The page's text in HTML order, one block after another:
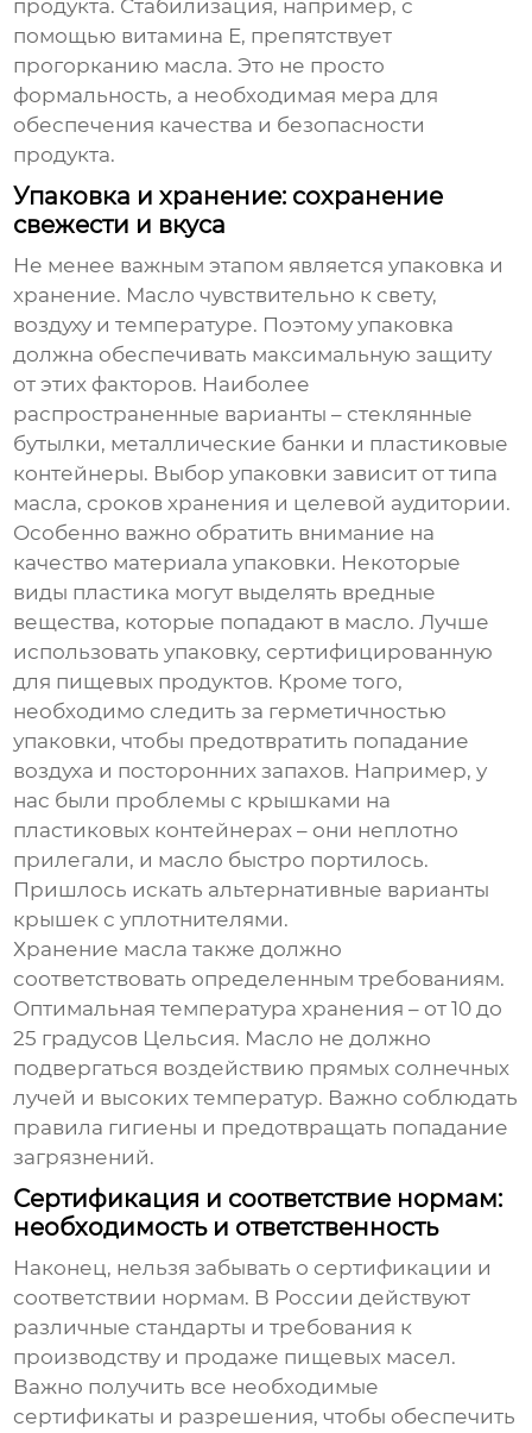
продукта. Стабилизация, например, с
помощью витамина Е, препятствует
прогорканию масла. Это не просто
формальность, а необходимая мера для
обеспечения качества и безопасности
продукта.
Упаковка и хранение: сохранение
свежести и вкуса
Не менее важным этапом является упаковка и
хранение. Масло чувствительно к свету,
воздуху и температуре. Поэтому упаковка
должна обеспечивать максимальную защиту
от этих факторов. Наиболее
распространенные варианты – стеклянные
бутылки, металлические банки и пластиковые
контейнеры. Выбор упаковки зависит от типа
масла, сроков хранения и целевой аудитории.
Особенно важно обратить внимание на
качество материала упаковки. Некоторые
виды пластика могут выделять вредные
вещества, которые попадают в масло. Лучше
использовать упаковку, сертифицированную
для пищевых продуктов. Кроме того,
необходимо следить за герметичностью
упаковки, чтобы предотвратить попадание
воздуха и посторонних запахов. Например, у
нас были проблемы с крышками на
пластиковых контейнерах – они неплотно
прилегали, и масло быстро портилось.
Пришлось искать альтернативные варианты
крышек с уплотнителями.
Хранение масла также должно
соответствовать определенным требованиям.
Оптимальная температура хранения – от 10 до
25 градусов Цельсия. Масло не должно
подвергаться воздействию прямых солнечных
лучей и высоких температур. Важно соблюдать
правила гигиены и предотвращать попадание
загрязнений.
Сертификация и соответствие нормам:
необходимость и ответственность
Наконец, нельзя забывать о сертификации и
соответствии нормам. В России действуют
различные стандарты и требования к
производству и продаже пищевых масел.
Важно получить все необходимые
сертификаты и разрешения, чтобы обеспечить